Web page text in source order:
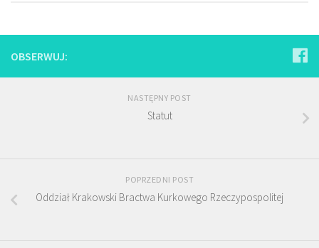
OBSERWUJ:
NASTĘPNY POST
Statut
POPRZEDNI POST
Oddział Krakowski Bractwa Kurkowego Rzeczypospolitej